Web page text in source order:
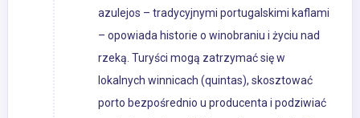
azulejos – tradycyjnymi portugalskimi kaflami
– opowiada historie o winobraniu i życiu nad
rzeką. Turyści mogą zatrzymać się w
lokalnych winnicach (quintas), skosztować
porto bezpośrednio u producenta i podziwiać